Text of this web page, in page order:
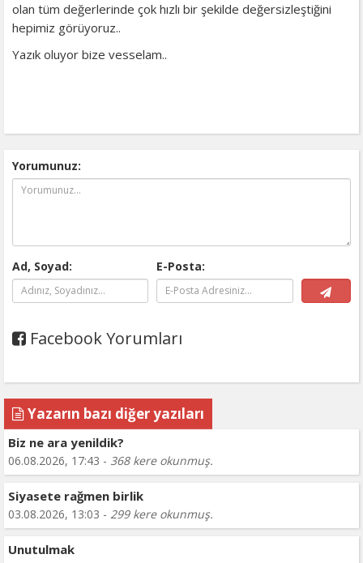
olan tüm değerlerinde çok hızlı bir şekilde değersizleştiğini
hepimiz görüyoruz..
Yazık oluyor bize vesselam..
Yorumunuz:
Ad, Soyad: E-Posta:
Facebook Yorumları
Yazarın bazı diğer yazıları
Biz ne ara yenildik?
06.08.2026, 17:43 - 368 kere okunmuş.
Siyasete rağmen birlik
03.08.2026, 13:03 - 299 kere okunmuş.
Unutulmak